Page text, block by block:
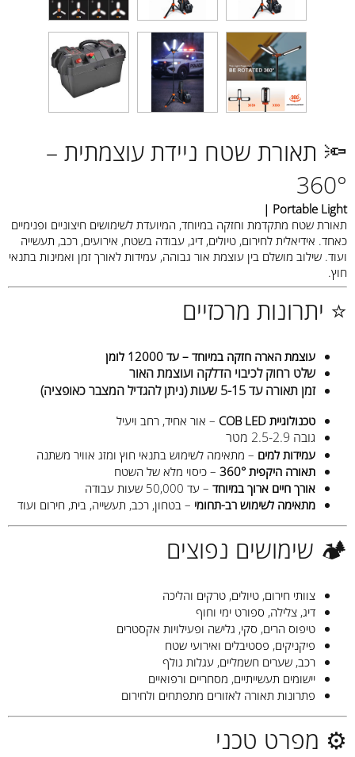
🔦 תאורת שטח ניידת עוצמתית –
360°
Portable Light |
תאורת שטח מתקדמת וחזקה במיוחד, המיועדת לשימושים חיצוניים ופנימיים
כאחד. אידיאלית לחירום, טיולים, דיג, עבודה בשטח, אירועים, רכב, תעשייה
ועוד. שילוב מושלם בין עוצמת אור גבוהה, עמידות לאורך זמן ואמינות בתנאי
חוץ.
⭐ יתרונות מרכזיים
עוצמת הארה חזקה במיוחד – עד 12000 לומן
שלט רחוק לכיבוי הדלקה ועוצמת האור
זמן תאורה עד 5-15 שעות (ניתן להגדיל המצבר כאופציה)
טכנולוגיית COB LED – אור אחיד, רחב ויעיל
גובה 2.5-2.9 מטר
עמידות למים – מתאימה לשימוש בתנאי חוץ ומזג אוויר משתנה
תאורה היקפית 360°
– כיסוי מלא של השטח
אורך חיים ארוך במיוחד – עד 50,000 שעות עבודה
מתאימה לשימוש רב-תחומי – בטחון, רכב, תעשייה, בית, חירום ועוד
🏕️ שימושים נפוצים
צוותי חירום, טיולים, טרקים והליכה
דיג, צלילה, ספורט ימי וחוף
טיפוס הרים, סקי, גלישה ופעילויות אקסטרים
פיקניקים, פסטיבלים ואירועי שטח
רכב, שערים חשמליים, עגלות גולף
יישומים תעשייתיים, מסחריים ורפואיים
פתרונות תאורה לאזורים מתפתחים ולחירום
⚙️ מפרט טכני